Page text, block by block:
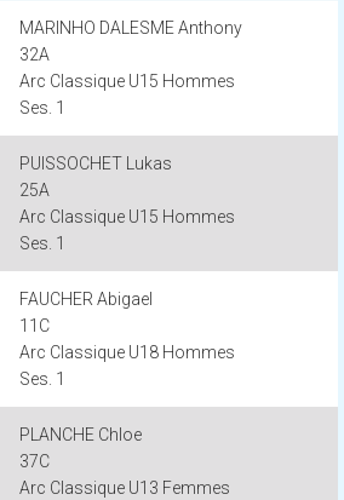
MARINHO DALESME Anthony
32A
Arc Classique U15 Hommes
Ses. 1
PUISSOCHET Lukas
25A
Arc Classique U15 Hommes
Ses. 1
FAUCHER Abigael
11C
Arc Classique U18 Hommes
Ses. 1
PLANCHE Chloe
37C
Arc Classique U13 Femmes